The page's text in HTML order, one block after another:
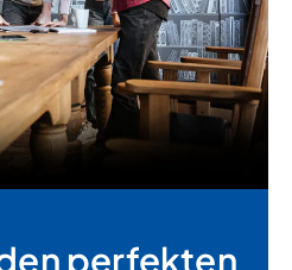
perfekten